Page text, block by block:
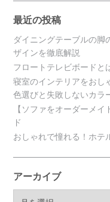
最近の投稿
ダイニングテーブルの脚
ザインを徹底解説
フロートテレビボードと
寝室のインテリアをおし
色選びと失敗しないカラ
【ソファをオーダーメ
ド
おしゃれで憧れる！ホテ
アーカイブ